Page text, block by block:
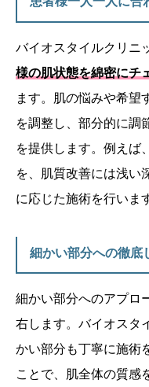
バイオスタイルクリニ
様の肌状態を綿密にチ
ます。肌の悩みや希望
を調整し、部分的に調
を提供します。例えば
を、肌質改善には浅い
に応じた施術を行いま
細かい部分への徹底
細かい部分へのアプロ
右します。バイオスタ
かい部分も丁寧に施術
ことで、肌全体の質感